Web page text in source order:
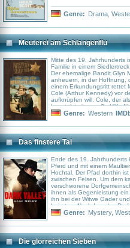
Genre: Drama
Meuterei am Schlangenflu
Mitte des 19. Jahrhunderts
Familie in einem
Der ehemalige Bandit Glyn
anheuern, in der Hoffnung,
einem Erkundungsritt rettet
Cole (Arthur Kennedy) vor
aufknüpfen will. Cole, der
kennt, ist eine große Hilfe
überfallen wird.
Genre: Western
Das finstere Tal
Ende des 19. Jahrhunderts
Pferd und mit einem
Hochtal. Der Pfad dorthin
zwischen Felsen. Um dem
verschworene
ihnen als Gegenleistung
ihn bei der Witwe Gader
heiraten. Nachdem das
Söhne des Dorfpatriarchen
um Unfälle handelt. Sofort
tun zu haben. Außerdem
dunkles Geheimnis der
Genre: Mystery,
Die glorreichen Sieben